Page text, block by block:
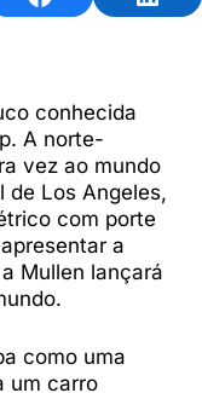
conhecida
A norte-
vez ao mundo
de Los Angeles,
com porte
a
Mullen lançará
como uma
um carro